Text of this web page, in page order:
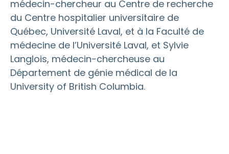
médecin-chercheur au Centre de recherche
du Centre hospitalier universitaire de
Québec, Université Laval, et à la Faculté de
médecine de l’Université Laval, et Sylvie
Langlois, médecin-chercheuse au
Département de génie médical de la
University of British Columbia.